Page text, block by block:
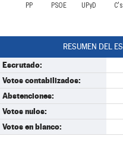
PP PSOE UPyD C's
RESUMEN DEL
Escrutado:
Votos contabilizados:
Abstenciones:
Votos nulos:
Votos en blanco: